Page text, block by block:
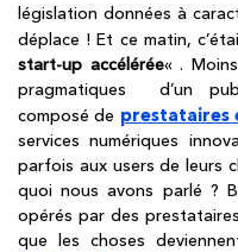
législation données à
déplace ! Et ce matin,
start-up accélérée« .
pragmatiques d’un
composé de prestataires
services numériques
parfois aux users de leurs
quoi nous avons parlé ?
opérés par des
que les choses